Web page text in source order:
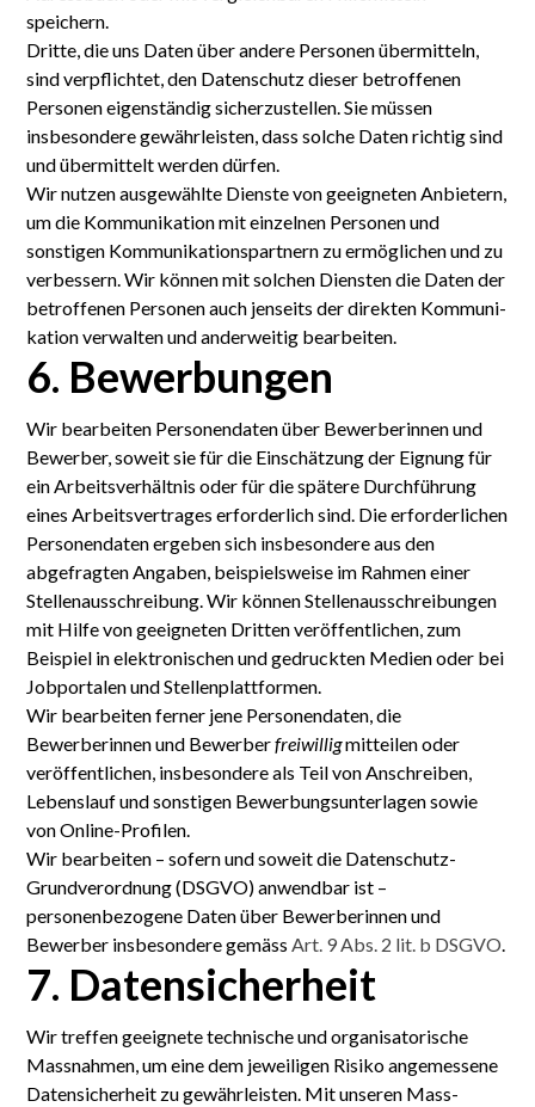
speichern.
Dritte, die uns Daten über andere Personen übermitteln,
sind verpflichtet, den Daten­schutz dieser betroffenen
Personen eigen­ständig sicherzustellen. Sie müssen
insbesondere gewähr­leisten, dass solche Daten richtig sind
und über­mittelt werden dürfen.
Wir nutzen ausgewählte Dienste von geeigneten Anbietern,
um die Kommuni­kation mit einzelnen Personen und
sonstigen Kommunikations­partnern zu ermöglichen und zu
verbessern. Wir können mit solchen Diensten die Daten der
betroffenen Personen auch jenseits der direkten Kommuni­
kation verwalten und anderweitig bearbeiten.
6. Bewerbungen
Wir bearbeiten Personendaten über Bewerberinnen und
Bewerber, soweit sie für die Einschätzung der Eignung für
ein Arbeitsverhältnis oder für die spätere Durchführung
eines Arbeitsvertrages erforderlich sind. Die erforderlichen
Personendaten ergeben sich insbesondere aus den
abgefragten Angaben, beispielsweise im Rahmen einer
Stellenausschreibung. Wir können Stellenausschreibungen
mit Hilfe von geeigneten Dritten veröffentlichen, zum
Beispiel in elektronischen und gedruckten Medien oder bei
Jobportalen und Stellenplattformen.
Wir bearbeiten ferner jene Personendaten, die
Bewerberinnen und Bewerberfreiwilligmitteilen oder
veröffentlichen, insbesondere als Teil von Anschreiben,
Lebenslauf und sonstigen Bewerbungsunterlagen sowie
von Online-Profilen.
Wir bearbeiten – sofern und soweit die Daten­schutz-
Grund­verordnung (DSGVO) anwendbar ist –
personenbezogene Daten über Bewerberinnen und
Bewerber insbesondere gemässArt. 9 Abs. 2 lit. b DSGVO.
7. Daten­sicherheit
Wir treffen geeignete technische und organisatorische
Mass­nahmen, um eine dem jeweiligen Risiko angemessene
Daten­sicherheit zu gewähr­leisten. Mit unseren Mass­